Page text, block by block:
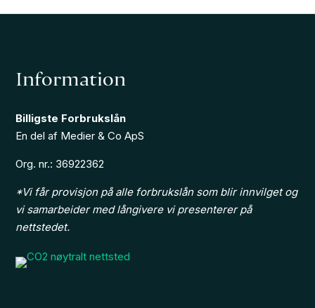
Information
Billigste Forbrukslån
En del af Medier & Co ApS
Org. nr.: 36922362
*Vi får provisjon på alle forbrukslån som blir innvilget og
vi samarbeider med långivere vi presenterer på
nettstedet.